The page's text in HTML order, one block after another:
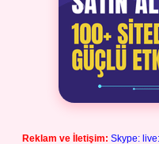
Reklam ve İletişim: Skype: